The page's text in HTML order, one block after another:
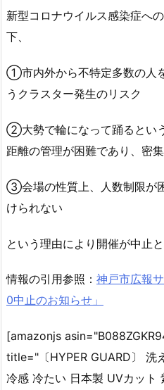
新型コロナウイルス感染症へ
下、
①市内外から不特定多数の人
うクラスター発生のリスク
②大勢で輪になって踊るとい
距離の管理が困難であり、密
③会場の性質上、人数制限が
けられない
という理由により開催が中止と
情報の引用参照： 神戸市広報
0中止のお知らせ」
[amazonjs
title="〔HYPER GUARD〕 洗
冷感 冷たい 日本製 UVカット